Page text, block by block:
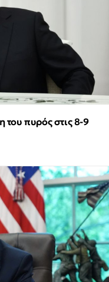
πυρός στις 8-9